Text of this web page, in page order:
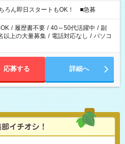
ろん即日スタートもOK！ ■急募
/ 履歴書不要 / 40～50代活躍中 / 副
以上の大量募集 / 電話対応なし / パソコ
応募する 詳細へ